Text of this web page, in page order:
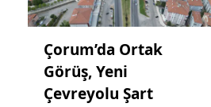
Çorum’da Ortak
Görüş, Yeni
Çevreyolu Şart